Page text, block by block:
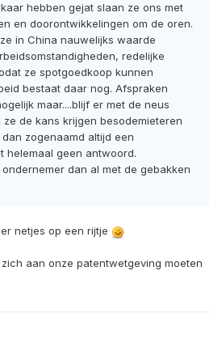
hebben gejat slaan ze ons met
en doorontwikkelingen om de oren.
in China nauwelijks waarde
redelijke
ze spotgoedkoop kunnen
bestaat daar nog. Afspraken
maar....blijf er met de neus
de kans krijgen besodemieteren
zogenaamd altijd een
helemaal geen antwoord.
dan al met de gebakken
netjes op een rijtje
aan onze patentwetgeving moeten